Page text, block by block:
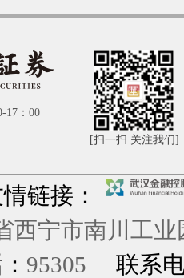
17：00
[扫一扫 关注我们]
链接：
西宁市南川工
95305
联系